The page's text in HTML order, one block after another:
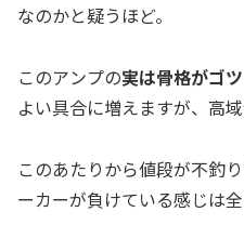
なのかと疑うほど。
このアンプの実は骨格がゴ
よい具合に増えますが、高
このあたりから値段が不釣
ーカーが負けている感じは全